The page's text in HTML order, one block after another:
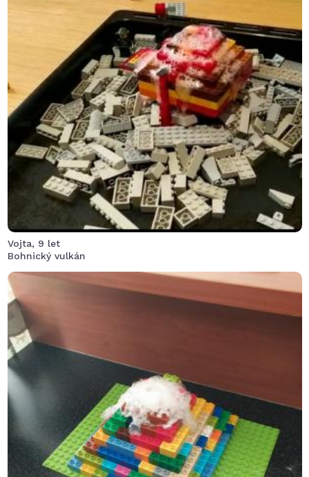
Do vulkánu jsme dali sodu a kyselinu citrónovou, směs
jsme zalili obarvenou vodou. Exploze se zdařila, i když
nebyla tak epická, jak jsme čekali
Vojta, 9 let
Bohnický vulkán
osvědčilo se přidat trochu jaru. Láva krásně dlouho
tekla, naštěstí v okolí nebyla žádná vesnice.